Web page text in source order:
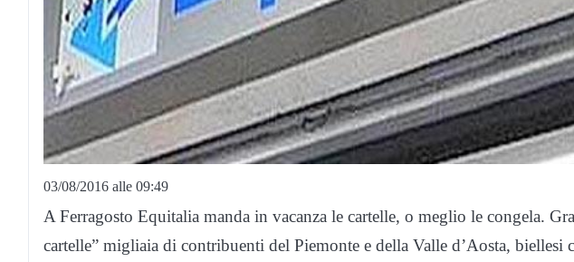
03/08/2016 alle 09:49
A Ferragosto Equitalia manda in vacanza le cartelle, o meglio le congela.
cartelle” migliaia di contribuenti del Piemonte e della Valle d’Aosta, biellesi